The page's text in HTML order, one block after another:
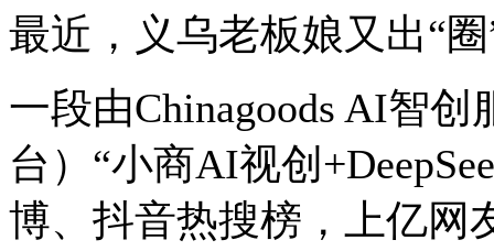
最近，义乌老板娘又出“
一段由Chinagoods AI智
台）“小商AI视创
博、抖音热搜榜，上亿网